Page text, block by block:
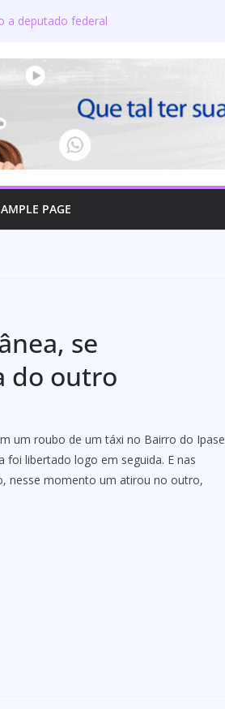
a deputado federal
do Maranhão
e se torna a
a deputado
o povo do Maranhão
PAGE
se
do outro
um roubo de um táxi no Bairro do Ipase
libertado logo em seguida. E nas
nesse momento um atirou no outro,